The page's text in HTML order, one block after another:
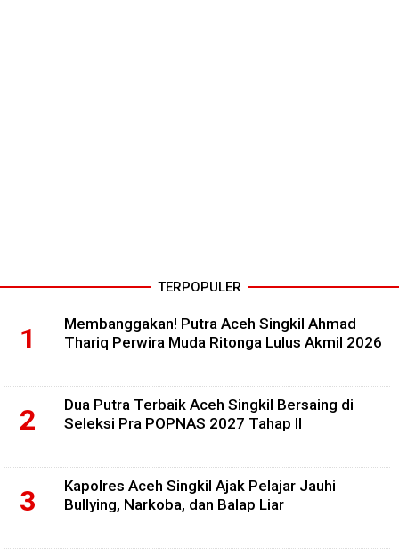
TERPOPULER
Membanggakan! Putra Aceh Singkil Ahmad
Thariq Perwira Muda Ritonga Lulus Akmil 2026
Dua Putra Terbaik Aceh Singkil Bersaing di
Seleksi Pra POPNAS 2027 Tahap II
Kapolres Aceh Singkil Ajak Pelajar Jauhi
Bullying, Narkoba, dan Balap Liar